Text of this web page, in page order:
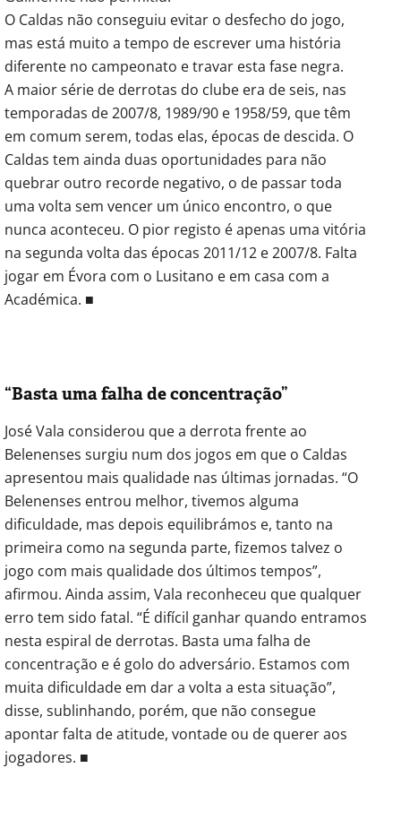
O Caldas não conseguiu evitar o desfecho do jogo,
mas está muito a tempo de escrever uma história
diferente no campeonato e travar esta fase negra.
A maior série de derrotas do clube era de seis, nas
temporadas de 2007/8, 1989/90 e 1958/59, que têm
em comum serem, todas elas, épocas de descida. O
Caldas tem ainda duas oportunidades para não
quebrar outro recorde negativo, o de passar toda
uma volta sem vencer um único encontro, o que
nunca aconteceu. O pior registo é apenas uma vitória
na segunda volta das épocas 2011/12 e 2007/8. Falta
jogar em Évora com o Lusitano e em casa com a
Académica. ■
“Basta uma falha de concentração”
José Vala considerou que a derrota frente ao
Belenenses surgiu num dos jogos em que o Caldas
apresentou mais qualidade nas últimas jornadas. “O
Belenenses entrou melhor, tivemos alguma
dificuldade, mas depois equilibrámos e, tanto na
primeira como na segunda parte, fizemos talvez o
jogo com mais qualidade dos últimos tempos”,
afirmou. Ainda assim, Vala reconheceu que qualquer
erro tem sido fatal. “É difícil ganhar quando entramos
nesta espiral de derrotas. Basta uma falha de
concentração e é golo do adversário. Estamos com
muita dificuldade em dar a volta a esta situação”,
disse, sublinhando, porém, que não consegue
apontar falta de atitude, vontade ou de querer aos
jogadores. ■